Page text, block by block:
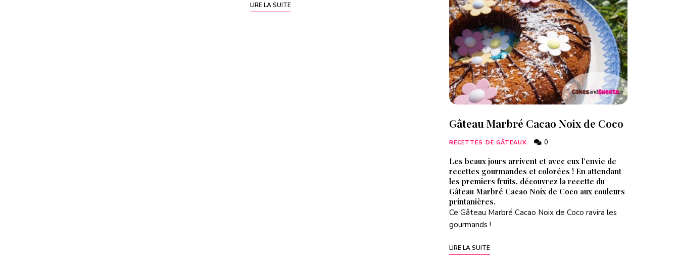
LIRE LA SUITE
Gâteau Marbré Cacao Noix de Coco
RECETTES DE GÂTEAUX 0
Les beaux jours arrivent et avec eux l’envie de
recettes gourmandes et colorées ! En attendant
les premiers fruits, découvrez la recette du
Gâteau Marbré Cacao Noix de Coco aux couleurs
printanières.
Ce Gâteau Marbré Cacao Noix de Coco ravira les
gourmands !
LIRE LA SUITE